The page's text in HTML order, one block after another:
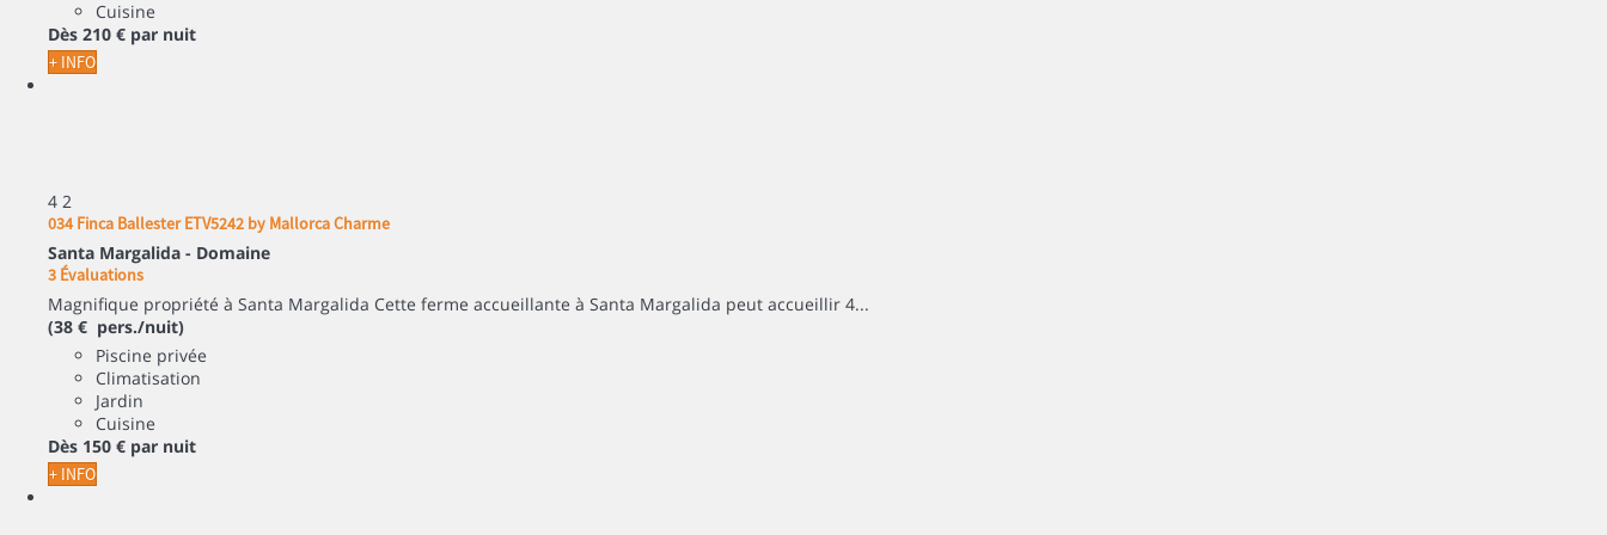
Cuisine
Dès 210 € par nuit
+ INFO
4 2
034 Finca Ballester ETV5242 by Mallorca Charme
Santa Margalida - Domaine
3 Évaluations
Magnifique propriété à Santa Margalida Cette ferme accueillante à Santa Margalida peut accueillir 4...
(38 € pers./nuit)
Piscine privée
Climatisation
Jardin
Cuisine
Dès 150 € par nuit
+ INFO